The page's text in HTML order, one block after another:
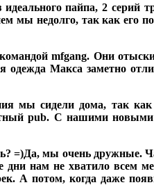
пайпа, 2 серий
мы недолго, так как его
mfgang. Они
Макса заметно
мы сидели дома, так
pub. C нашими
=)Да, мы очень дружные.
нам не хватило всем
А потом, когда даже